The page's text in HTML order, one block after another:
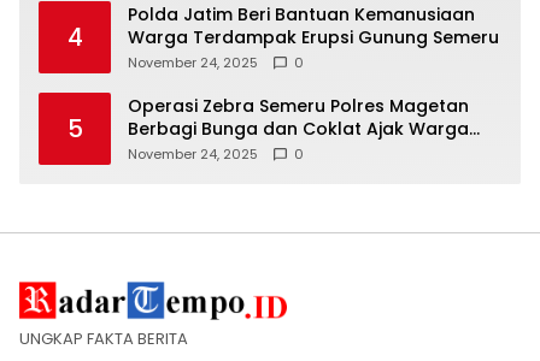
4
Polda Jatim Beri Bantuan Kemanusiaan
Warga Terdampak Erupsi Gunung Semeru
November 24, 2025 0
5
Operasi Zebra Semeru Polres Magetan
Berbagi Bunga dan Coklat Ajak Warga
Tertib Lalin
November 24, 2025 0
UNGKAP FAKTA BERITA